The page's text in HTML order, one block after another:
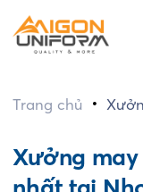
Trang chủ •
nhất
Xưởng